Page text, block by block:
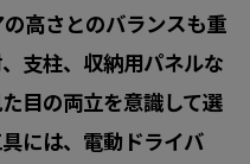
高さとのバランスも重
支柱、収納用パネルな
目の両立を意識して選
には、電動ドライバ